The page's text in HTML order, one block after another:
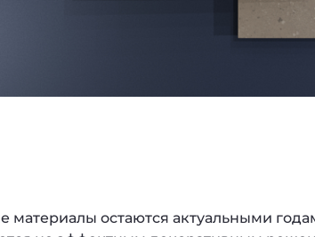
материалы остаются актуальными